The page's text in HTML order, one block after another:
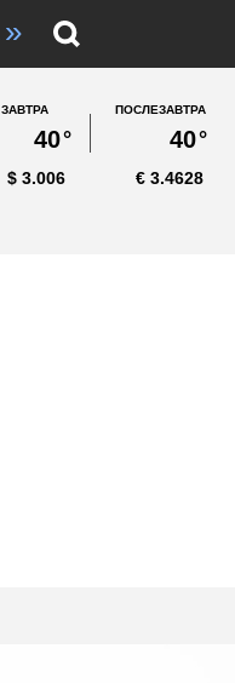
»
ЗАВТРА
40°
ПОСЛЕЗАВТРА
40°
3.006
$ 3.4628
€